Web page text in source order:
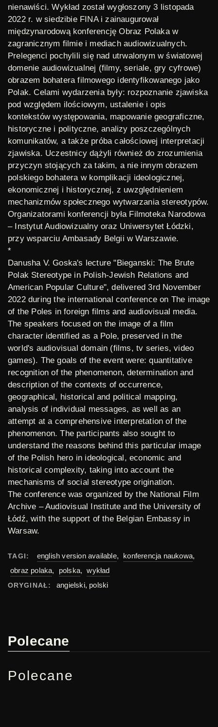
nienawiści. Wykład został wygłoszony 3 listopada
2022 r. w siedzibie FINA i zainaugurował
międzynarodową konferencjęObraz Polaka w
zagranicznym filmie i mediach audiowizualnych.
Prelegenci pochylili się nad utrwalonym w światowej
domenie audiowizualnej (filmy, seriale, gry cyfrowe)
obrazem bohatera filmowego identyfikowanego jako
Polak. Celami wydarzenia były: rozpoznanie zjawiska
pod względem ilościowym, ustalenie i opis
kontekstów występowania, mapowanie geograficzne,
historyczne i polityczne, analizy poszczególnych
komunikatów, a także próba całościowej interpretacji
zjawiska. Uczestnicy dążyli również do zrozumienia
przyczyn stojących za takim, a nie innym obrazem
polskiego bohatera w komplikacji ideologicznej,
ekonomicznej i historycznej, z uwzględnieniem
mechanizmów społecznego wytwarzania stereotypów.
Organizatorami konferencji była Filmoteka Narodowa
– Instytut Audiowizualnyoraz Uniwersytet Łódzki,
przy wsparciu Ambasady Belgii w Warszawie.
*
Danusha V. Goska's lecture "Bieganski: The Brute
Polak Stereotype in Polish-Jewish Relations and
American Popular Culture", delivered 3rd November
2022 during the international conference on The image
of the Poles in foreign films and audiovisual media.
The speakers focused on the image of a film
character identified as a Pole, preserved in the
world's audiovisual domain (films, tv series, video
games). The goals of the event were: quantitative
recognition of the phenomenon, determination and
description of the contexts of occurrence,
geographical, historical and political mapping,
analysis of individual messages, as well as an
attempt at a comprehensive interpretation of the
phenomenon. The participants also sought to
understand the reasons behind this particular image
of the Polish hero in ideological, economic and
historical complexity, taking into account the
mechanisms of social stereotype origination.
The conference was organized by the National Film
Archive – Audiovisual Institute and the University of
Łódź, with the support of the Belgian Embassy in
Warsaw.
TAGI: english version available, konferencja naukowa,
obraz polaka, polska, wykład
ORYGINAŁ: angielski, polski
Polecane
Polecane